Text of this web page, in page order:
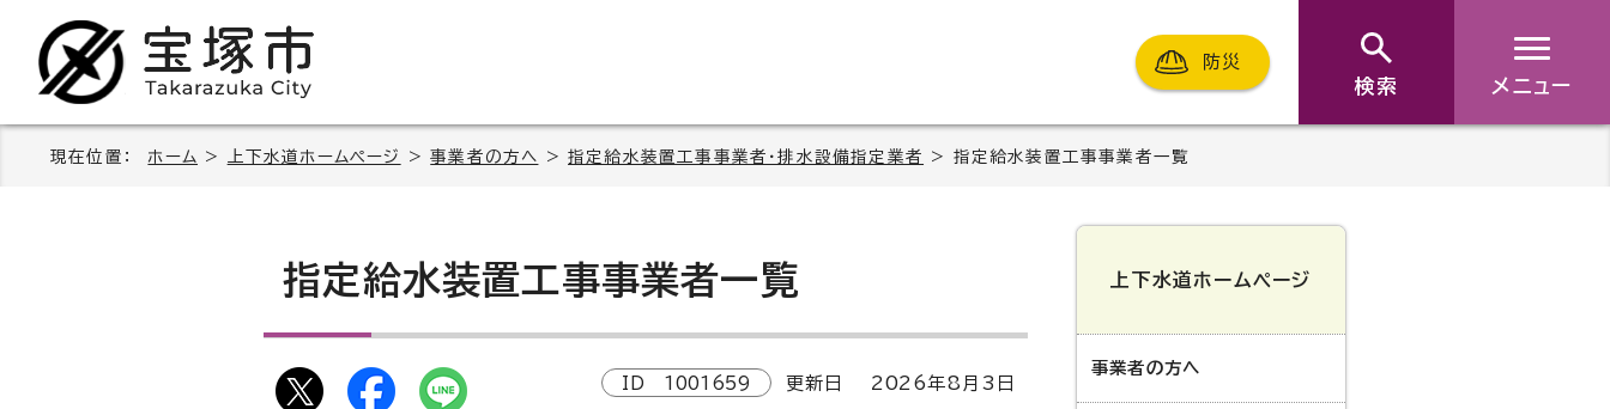
防災
検索 メニュー
現在位置： ホーム > 上下水道ホームページ >事業者の方へ >指定給水装置工事事業者・排水設備指定業者 > 指定給水装置工事事業者一覧
指定給水装置工事事業者一覧
ID 1001659 更新日 2026年8月3日
上下水道ホームページ
事業者の方へ